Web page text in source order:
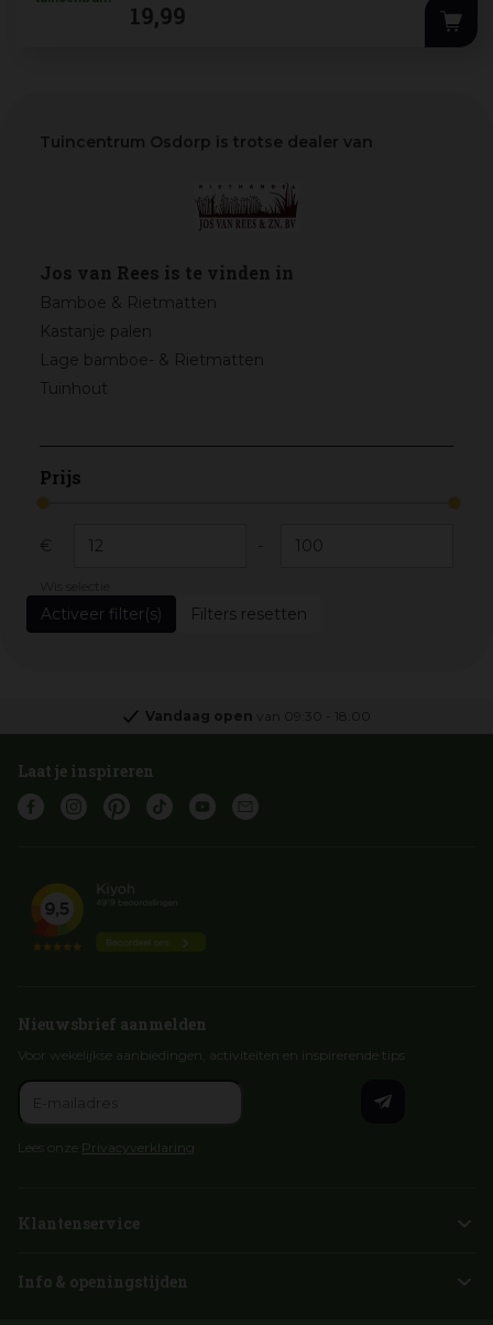
19,99
Tuincentrum Osdorp is trotse dealer van
Jos van Rees is te vinden in
Bamboe & Rietmatten
Kastanje palen
Lage bamboe- & Rietmatten
Tuinhout
Prijs
€ -
Filters resetten
Vandaag open van 09:30 18:00
Laat je inspireren
Nieuwsbrief aanmelden
Voor wekelijkse aanbiedingen, activiteiten en inspirerende tips
Lees onze Privacyverklaring
Klantenservice
Info & openingstijden